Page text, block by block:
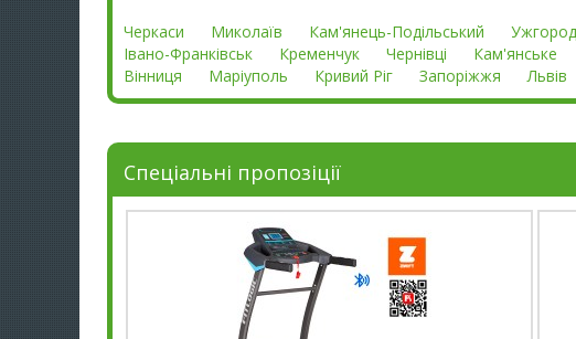
Черкаси Миколаїв Кам'янець-Подільський Ужгород
Івано-Франківськ
Кременчук Чернівці Кам'янське
Вінниця
Маріуполь Кривий Ріг Запоріжжя Львів
Спеціальні пропозіції